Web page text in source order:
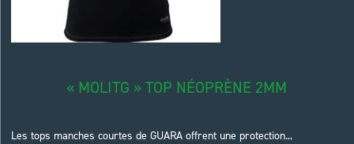
« MOLITG » TOP NÉOPRÈNE 2MM
Les tops manches courtes de GUARA offrent une protection...